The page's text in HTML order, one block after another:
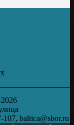
baltica@sbor.ru